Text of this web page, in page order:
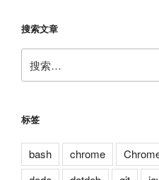
搜索文章
索：
标签
bash chrome